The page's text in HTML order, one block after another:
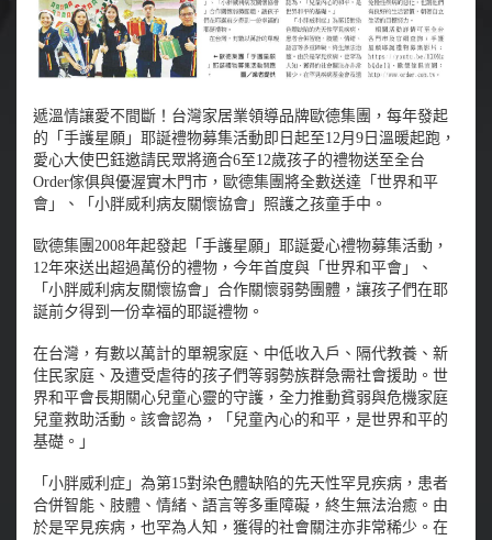
遞溫情讓愛不間斷！台灣家居業領導品牌歐德集團，每年發起
的「手護星願」耶誕禮物募集活動即日起至12月9日溫暖起跑，
愛心大使巴鈺邀請民眾將適合6至12歲孩子的禮物送至全台
Order傢俱與優渥實木門市，歐德集團將全數送達「世界和平
會」、「小胖威利病友關懷協會」照護之孩童手中。
歐德集團2008年起發起「手護星願」耶誕愛心禮物募集活動，
12年來送出超過萬份的禮物，今年首度與「世界和平會」、
「小胖威利病友關懷協會」合作關懷弱勢團體，讓孩子們在耶
誕前夕得到一份幸福的耶誕禮物。
在台灣，有數以萬計的單親家庭、中低收入戶、隔代教養、新
住民家庭、及遭受虐待的孩子們等弱勢族群急需社會援助。世
界和平會長期關心兒童心靈的守護，全力推動貧弱與危機家庭
兒童救助活動。該會認為，「兒童內心的和平，是世界和平的
基礎。」
「小胖威利症」為第15對染色體缺陷的先天性罕見疾病，患者
合併智能、肢體、情緒、語言等多重障礙，終生無法治癒。由
於是罕見疾病，也罕為人知，獲得的社會關注亦非常稀少。在